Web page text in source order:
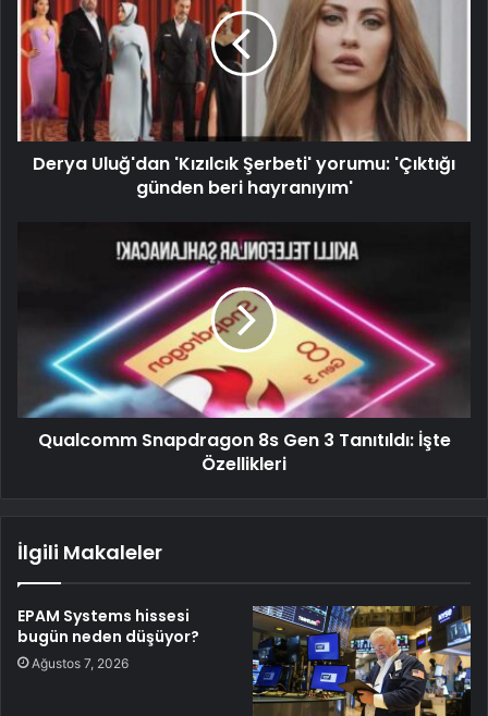
Derya Uluğ'dan 'Kızılcık Şerbeti' yorumu: 'Çıktığı
günden beri hayranıyım'
Qualcomm Snapdragon 8s Gen 3 Tanıtıldı: İşte
Özellikleri
İlgili Makaleler
EPAM Systems hissesi
bugün neden düşüyor?
Ağustos 7, 2026